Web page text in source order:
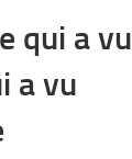
qui a vu
a vu